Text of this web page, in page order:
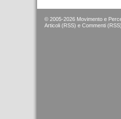
© 2005-2026 Movimento e
Articoli (RSS) e Commenti (RSS)